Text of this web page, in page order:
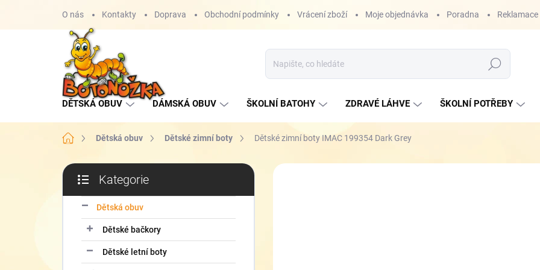
O nás Kontakty Doprava Obchodní podmínky Vrácení zboží Moje objednávka Poradna Reklamace
Hledat
DĚTSKÁ OBUV DÁMSKÁ OBUV ŠKOLNÍ BATOHY ZDRAVÉ LÁHVE ŠKOLNÍ POTŘEBY
Domů Dětská obuv Dětské zimní boty Dětské zimní boty IMAC 199354 Dark Grey
P
s
kategorie
Kategorie
Dětská obuv
Dětské bačkory
Dětské letní boty
ZNAČKA: